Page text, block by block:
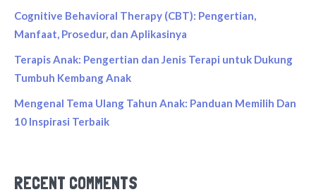
Cognitive Behavioral Therapy (CBT): Pengertian,
Manfaat, Prosedur, dan Aplikasinya
Terapis Anak: Pengertian dan Jenis Terapi untuk Dukung
Tumbuh Kembang Anak
Mengenal Tema Ulang Tahun Anak: Panduan Memilih Dan
10 Inspirasi Terbaik
RECENT COMMENTS